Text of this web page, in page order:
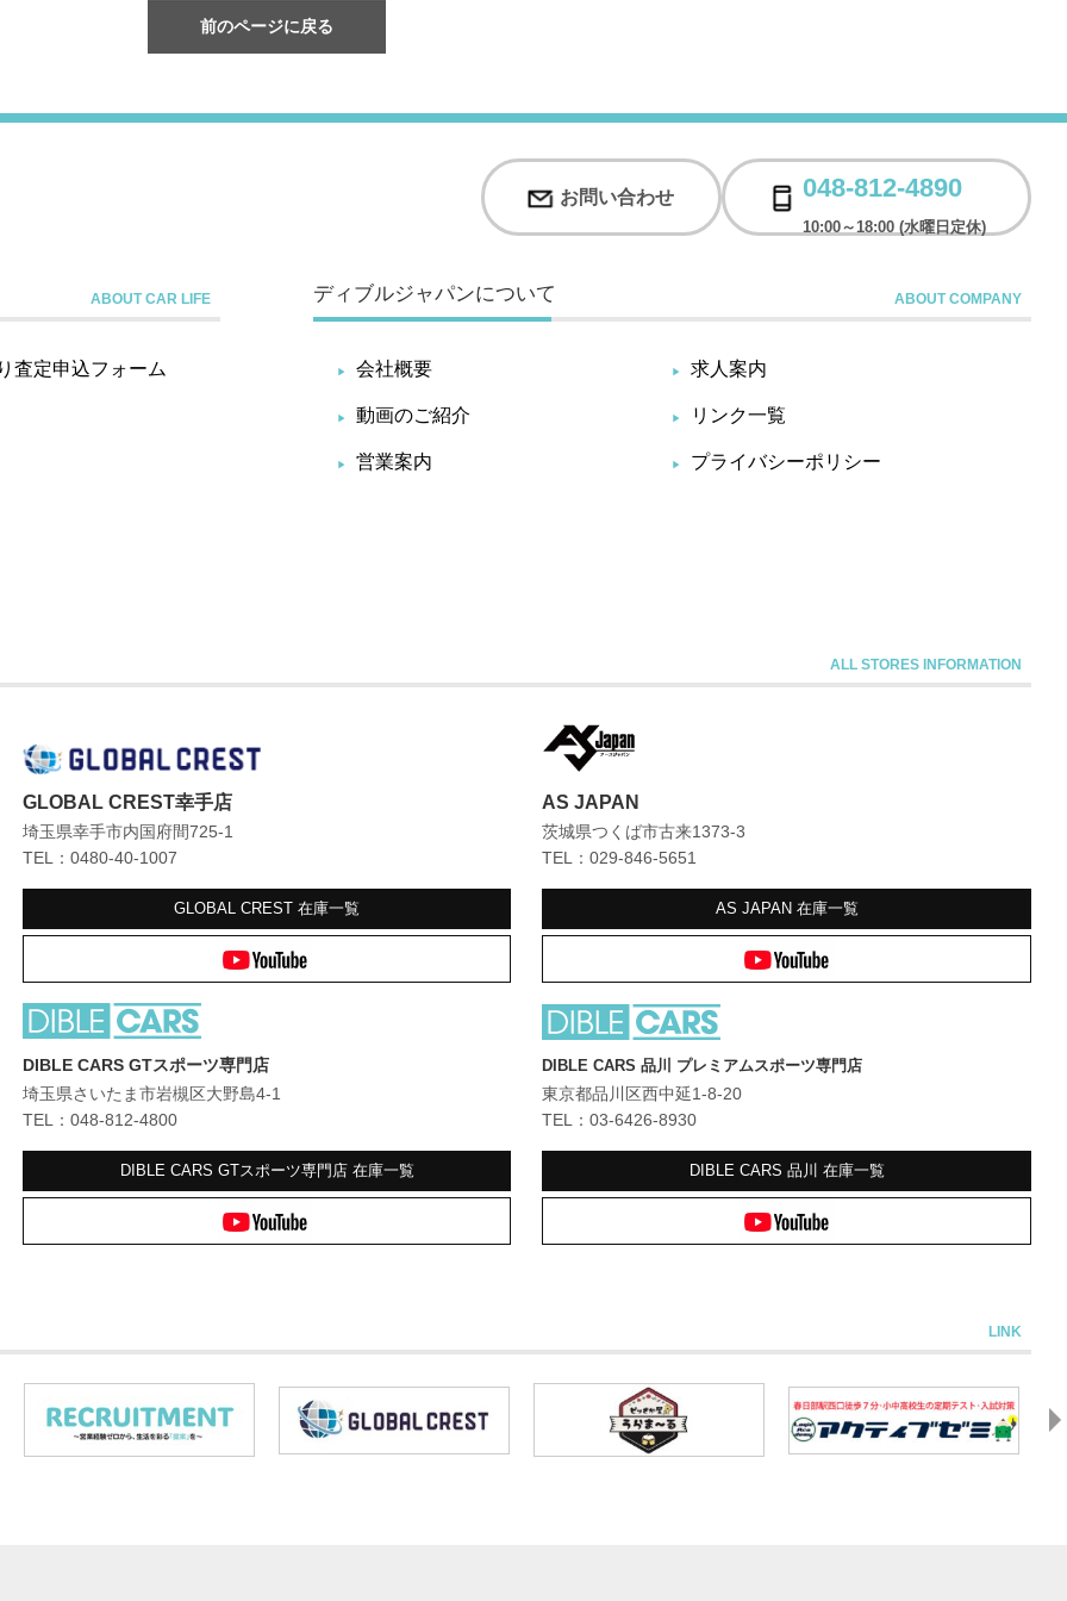
前のページに戻る
お問い合わせ 048-812-4890
10:00～18:00 (水曜日定休)
査定申込フォーム
ディブルジャパンについて
会社概要 求人案内
動画のご紹介 リンク一覧
営業案内 プライバシーポリシー
GLOBAL CREST幸手店
埼玉県幸手市内国府間725-1
TEL：0480-40-1007
GLOBAL CREST 在庫一覧
AS JAPAN
茨城県つくば市古来1373-3
TEL：029-846-5651
AS JAPAN 在庫一覧
DIBLE CARS GTスポーツ専門店
埼玉県さいたま市岩槻区大野島4-1
TEL：048-812-4800
DIBLE CARS GTスポーツ専門店 在庫一覧
DIBLE CARS 品川 プレミアムスポーツ専門店
東京都品川区西中延1-8-20
TEL：03-6426-8930
DIBLE CARS 品川 在庫一覧